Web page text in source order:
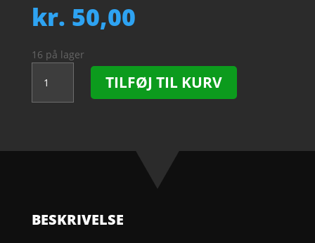
kr. 50,00
16 på lager
Cal.
2360
Click.
TILFØJ TIL KURV
BESKRIVELSE